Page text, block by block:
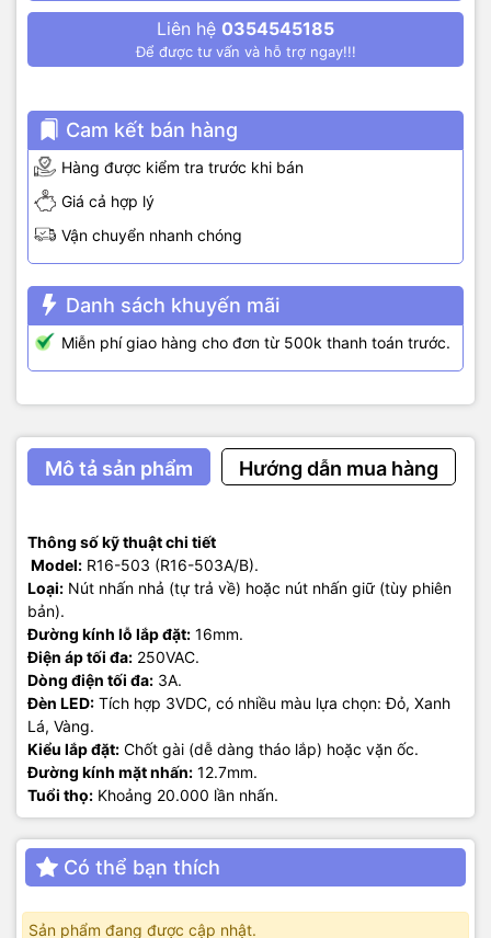
Liên hệ 0354545185
Để được tư vấn và hỗ trợ ngay!!!
Cam kết bán hàng
Hàng được kiểm tra trước khi bán
Giá cả hợp lý
Vận chuyển nhanh chóng
Danh sách khuyến mãi
Miễn phí giao hàng cho đơn từ 500k thanh toán trước.
Mô tả sản phẩm Hướng dẫn mua hàng
Thông số kỹ thuật chi tiết
Model: R16-503 (R16-503A/B).
Loại: Nút nhấn nhả (tự trả về) hoặc nút nhấn giữ (tùy phiên
bản).
Đường kính lỗ lắp đặt: 16mm.
Điện áp tối đa: 250VAC.
Dòng điện tối đa: 3A.
Đèn LED: Tích hợp 3VDC, có nhiều màu lựa chọn: Đỏ, Xanh
Lá, Vàng.
Kiểu lắp đặt: Chốt gài (dễ dàng tháo lắp) hoặc vặn ốc.
Đường kính mặt nhấn: 12.7mm.
Tuổi thọ: Khoảng 20.000 lần nhấn.
Có thể bạn thích
Sản phẩm đang được cập nhật.